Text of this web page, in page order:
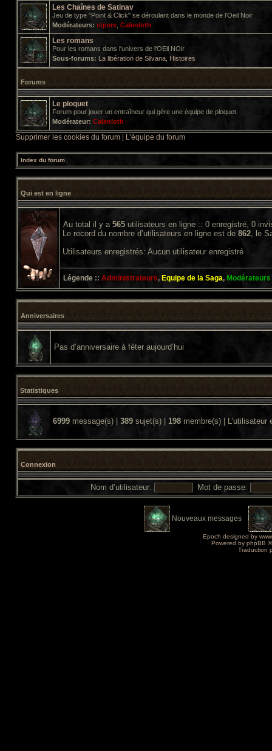
Les Chaînes de Satinav
Jeu de type "Point & Click" se déroulant dans le monde de l'Oeil Noir
Modérateurs: stpere Calenloth
Les romans
Pour les romans dans l'univers de l'OEil NOir
Sous-forums: La libération de Silvana Histoires
Forums
Le ploquet
Forum pour jouer un entraîneur qui gère une équipe de ploquet.
Modérateur: Calenloth
Supprimer les cookies du forum L’équipe du forum
Index du forum
Qui est en ligne
Au total il y a 565 utilisateurs en ligne :: 0 enregistré, 0
Le record du nombre d’utilisateurs en ligne est de 862, le
Utilisateurs enregistrés: Aucun utilisateur enregistré
Légende :: Administrateurs, Equipe de la Saga,
Anniversaires
Pas d’anniversaire à fêter aujourd’hui
Statistiques
6999 message(s) | 389 sujet(s) | 198 membre(s) |
Connexion
Nom d’utilisateur: Mot de passe:
Nouveaux messages
Epoch designed by
Powered by phpBB
Traduction